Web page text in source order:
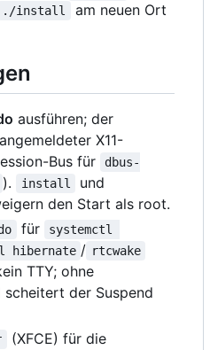
./install
am neuen Ort
ausführen; der
X11-
Bus für
dbus-
). install und
den Start als root.
für
systemctl
hibernate / rtcwake
TTY; ohne
scheitert der Suspend
(XFCE) für die